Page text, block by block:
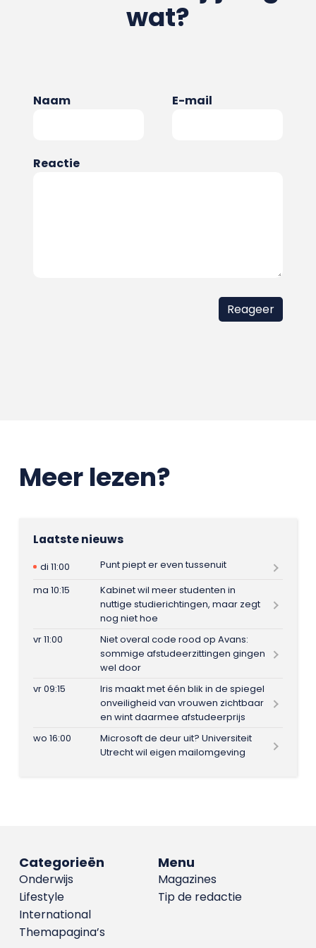
wat?
Naam E-mail
Reactie
Meer lezen?
Laatste nieuws
di 11:00
Punt piept er even tussenuit
ma 10:15
Kabinet wil meer studenten in
nuttige studierichtingen, maar zegt
nog niet hoe
vr 11:00
Niet overal code rood op Avans:
sommige afstudeerzittingen gingen
wel door
vr 09:15
Iris maakt met één blik in de spiegel
onveiligheid van vrouwen zichtbaar
en wint daarmee afstudeerprijs
wo 16:00
Microsoft de deur uit? Universiteit
Utrecht wil eigen mailomgeving
Menu
Magazines
Tip de redactie
Categorieën
Onderwijs
Lifestyle
International
Themapagina’s